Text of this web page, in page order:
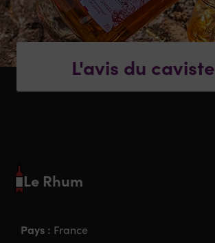
L'avis du caviste
Le Rhum
Pays : France